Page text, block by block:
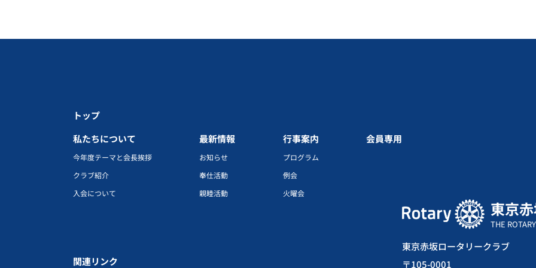
トップ
私たちについて
今年度テーマと会長挨拶
クラブ紹介
入会について
最新情報
お知らせ
奉仕活動
親睦活動
行事案内
プログラム
例会
火曜会
会員専用
関連リンク
東京
THE
東京赤坂ロータリークラブ
〒105-0001